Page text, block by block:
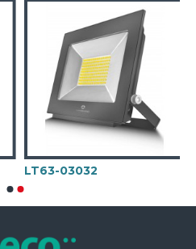
LT63-03032